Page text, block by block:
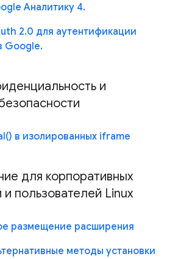
Аналитику 4.
2.0 для аутентификации
Google.
и
в изолированных iframe
для корпоративных
и пользователей Linux
размещение расширения
методы установки